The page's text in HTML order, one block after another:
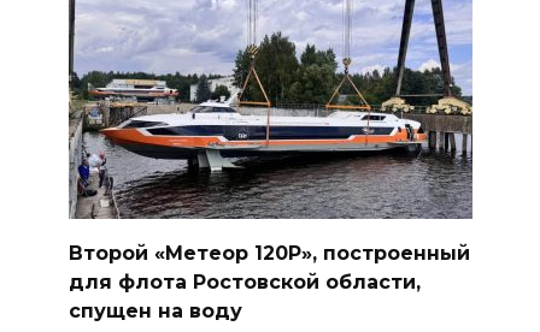
Второй «Метеор 120Р», построенный
для флота Ростовской области,
спущен на воду